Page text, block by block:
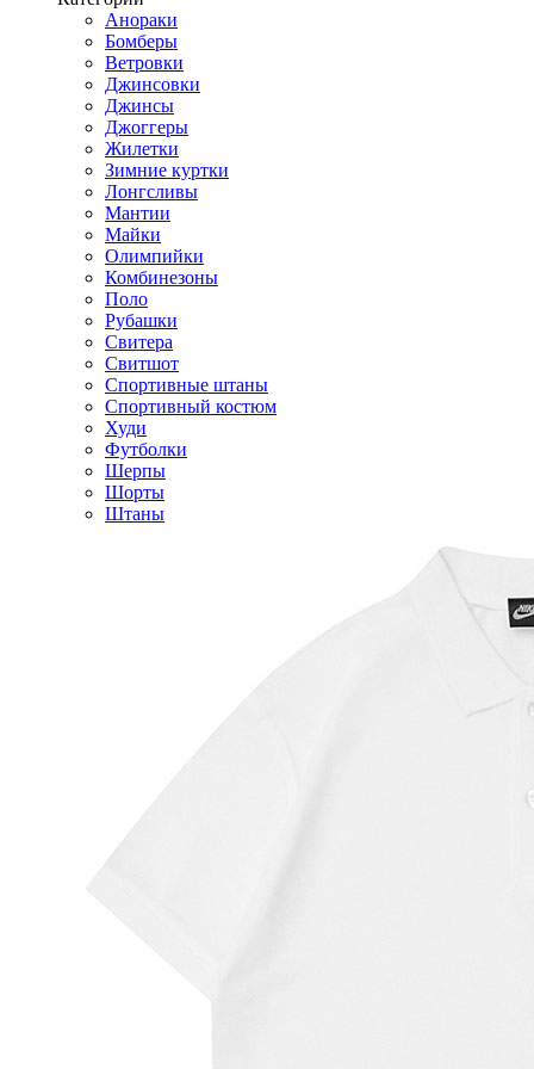
Анораки
Бомберы
Ветровки
Джинсовки
Джинсы
Джоггеры
Жилетки
Зимние куртки
Лонгсливы
Мантии
Майки
Олимпийки
Комбинезоны
Поло
Рубашки
Свитера
Свитшот
Спортивные штаны
Спортивный костюм
Худи
Футболки
Шерпы
Шорты
Штаны